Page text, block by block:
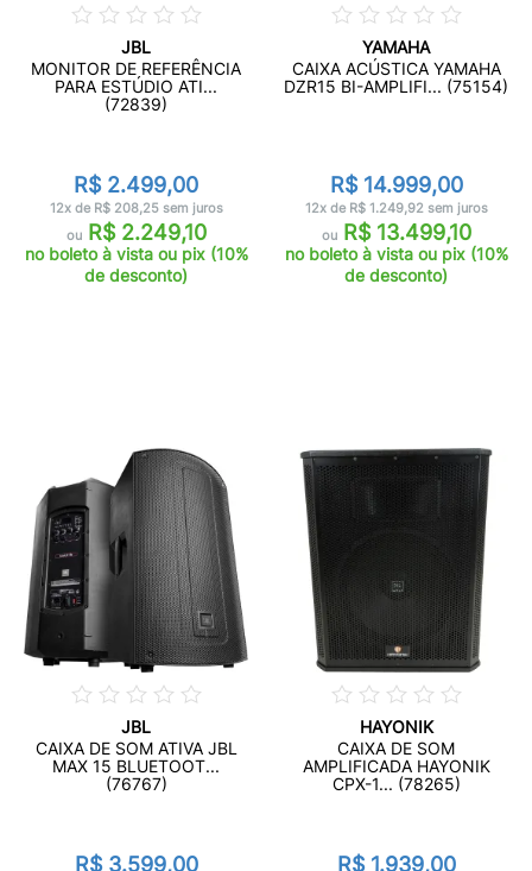
JBL
MONITOR DE REFERÊNCIA
PARA ESTÚDIO ATI...
(72839)
R$ 2.499,00
12x de R$ 208,25 sem juros
ouR$ 2.249,10
no boleto à vista ou pix (10%
de desconto)
YAMAHA
CAIXA ACÚSTICA YAMAHA
DZR15 BI-AMPLIFI... (75154)
R$ 14.999,00
12x de R$ 1.249,92 sem juros
ouR$ 13.499,10
no boleto à vista ou pix (10%
de desconto)
JBL
CAIXA DE SOM ATIVA JBL
MAX 15 BLUETOOT...
(76767)
R$ 3.599,00
HAYONIK
CAIXA DE SOM
AMPLIFICADA HAYONIK
CPX-1... (78265)
R$ 1.939,00